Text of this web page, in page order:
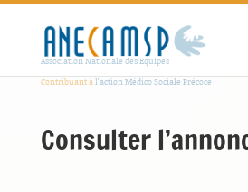
Association Nationale des Equipes
Contribuant àl'action Médico Sociale Précoce
Consulter